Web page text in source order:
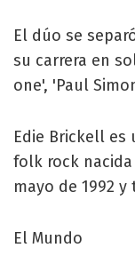
El dúo se
su carrera en
one', 'Paul
Edie Brickell
folk rock nacida
mayo de 1992
El Mundo